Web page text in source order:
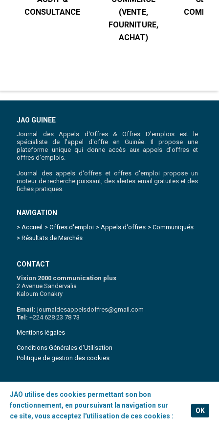
CONSULTANCE
(VENTE,
FOURNITURE,
ACHAT)
JAO GUINEE
Journal des Appels d'Offres & Offres D'emplois est le
spécialiste de l'appel d'offre en Guinée. Il propose une
plateforme unique qui donne accès aux appels d'offres et
offres d'emplois.
Journal des appels d'offres et offres d'emploi propose un
moteur de recherche puissant, des alertes email gratuites et des
fiches pratiques.
NAVIGATION
> Accueil > Offres d'emploi > Appels d'offres > Communiqués
> Résultats de Marchés
CONTACT
Vision 2000 communication plus
2 Avenue Sandervalia
Kaloum Conakry
Email:journaldesappelsdoffres@gmail.com
Tel:+224 628 23 78 73
Mentions légales
Conditions Générales d'Utilisation
Politique de gestion des cookies
Copyright 2021 © Journal des appels d'Offres | Tous droits réservés
JAO utilise des cookies permettant son bon
fonctionnement, en poursuivant la navigation sur
ce site, vous acceptez l'utilisation de ces cookies :
OK